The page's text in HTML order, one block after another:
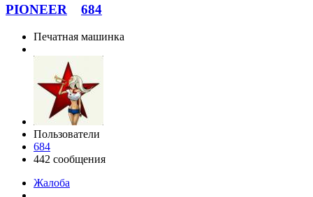
PIONEER 684
Печатная машинка
Пользователи
684
442 сообщения
Жалоба